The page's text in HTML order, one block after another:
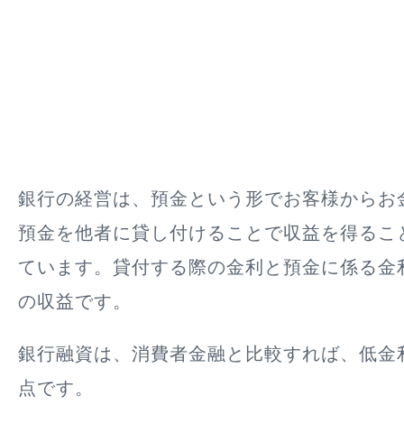
銀行の経営は、預金という形でお客様からお
預金を他者に貸し付けることで収益を得るこ
ています。貸付する際の金利と預金に係る金
の収益です。
銀行融資は、消費者金融と比較すれば、低金
点です。